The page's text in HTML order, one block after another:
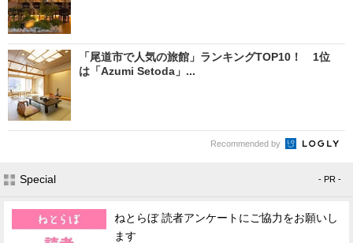
「尾道市で人気の旅館」ランキングTOP10！ 1位
は「Azumi Setoda」...
Recommended by
Special - PR -
ねとらぼ 読者アンケートにご協力をお願いし
ます